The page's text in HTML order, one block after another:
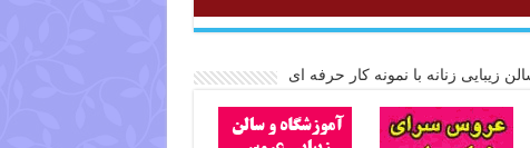
زیبایی زنانه با نمونه کار حرفه ای